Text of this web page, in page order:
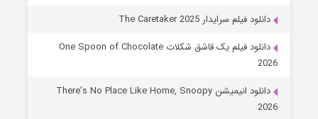
دانلود فیلم سرایدار The Caretaker 2025
دانلود فیلم یک قاشق شکلات One Spoon of Chocolate
2026
دانلود انیمیشن There’s No Place Like Home, Snoopy
2026